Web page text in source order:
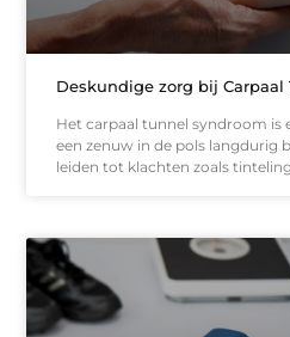
Deskundige zorg bij Carpaal
Het carpaal tunnel syndroom is
een zenuw in de pols langdurig
leiden tot klachten zoals